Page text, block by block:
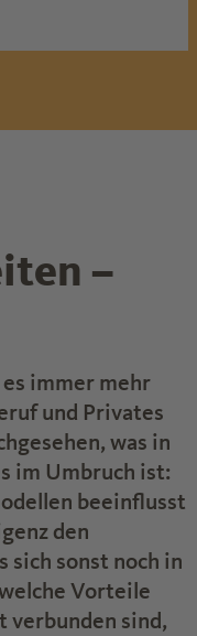
–
immer mehr
und Privates
was in
im Umbruch ist:
beeinflusst
den
sich sonst noch in
Vorteile
verbunden sind,